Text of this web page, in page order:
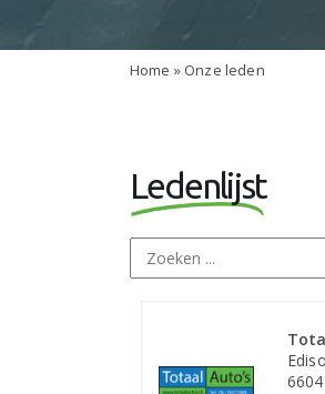
Home » Onze leden
Ledenlijst